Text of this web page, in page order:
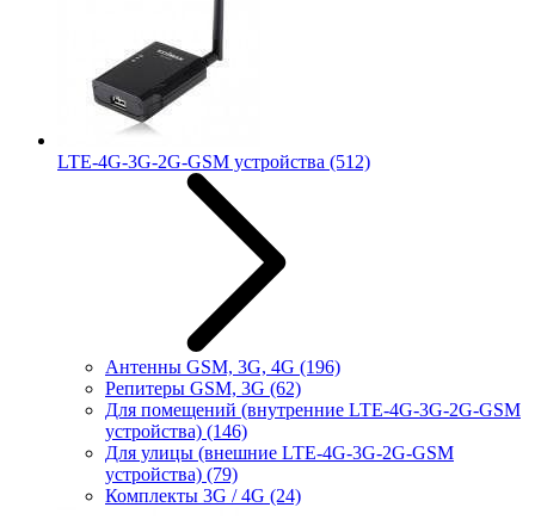
LTE-4G-3G-2G-GSM устройства (512)
Антенны GSM, 3G, 4G (196)
Репитеры GSM, 3G (62)
Для помещений (внутренние LTE-4G-3G-2G-GSM
устройства) (146)
Для улицы (внешние LTE-4G-3G-2G-GSM
устройства) (79)
Комплекты 3G / 4G (24)